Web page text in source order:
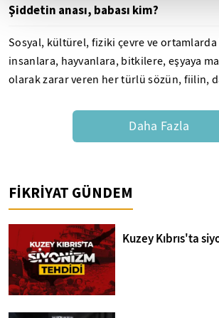
Şiddetin anası, babası kim?
Sosyal, kültürel, fiziki çevre ve
insanlara, hayvanlara, bitkilere, eşyaya
olarak zarar veren her türlü sözün, fiilin,
Daha Fazla
FİKRİYAT GÜNDEM
Kuzey Kıbrıs'ta